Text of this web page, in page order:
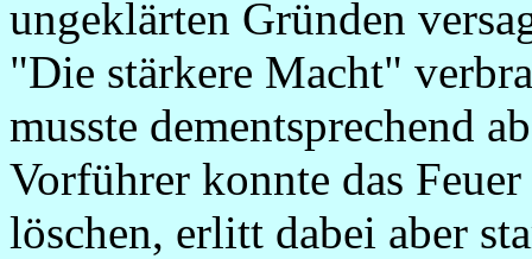
ungeklärten Gründen
"Die stärkere Macht"
musste dementsprechend
Vorführer konnte das
löschen, erlitt dabei aber